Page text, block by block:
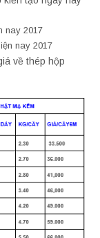
nay 2017
về thép hộp